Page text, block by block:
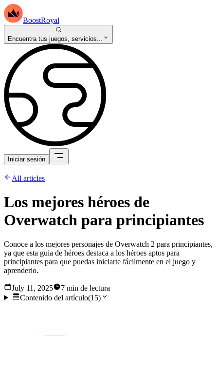
BoostRoyal
Encuentra tus juegos, servicios...
Iniciar sesión
All articles
Los mejores héroes de
Overwatch para principiantes
Conoce a los mejores personajes de Overwatch 2 para principiantes,
ya que esta guía de héroes destaca a los héroes aptos para
principiantes para que puedas iniciarte fácilmente en el juego y
aprenderlo.
July 11, 2025
7 min de lectura
Contenido del artículo(15)